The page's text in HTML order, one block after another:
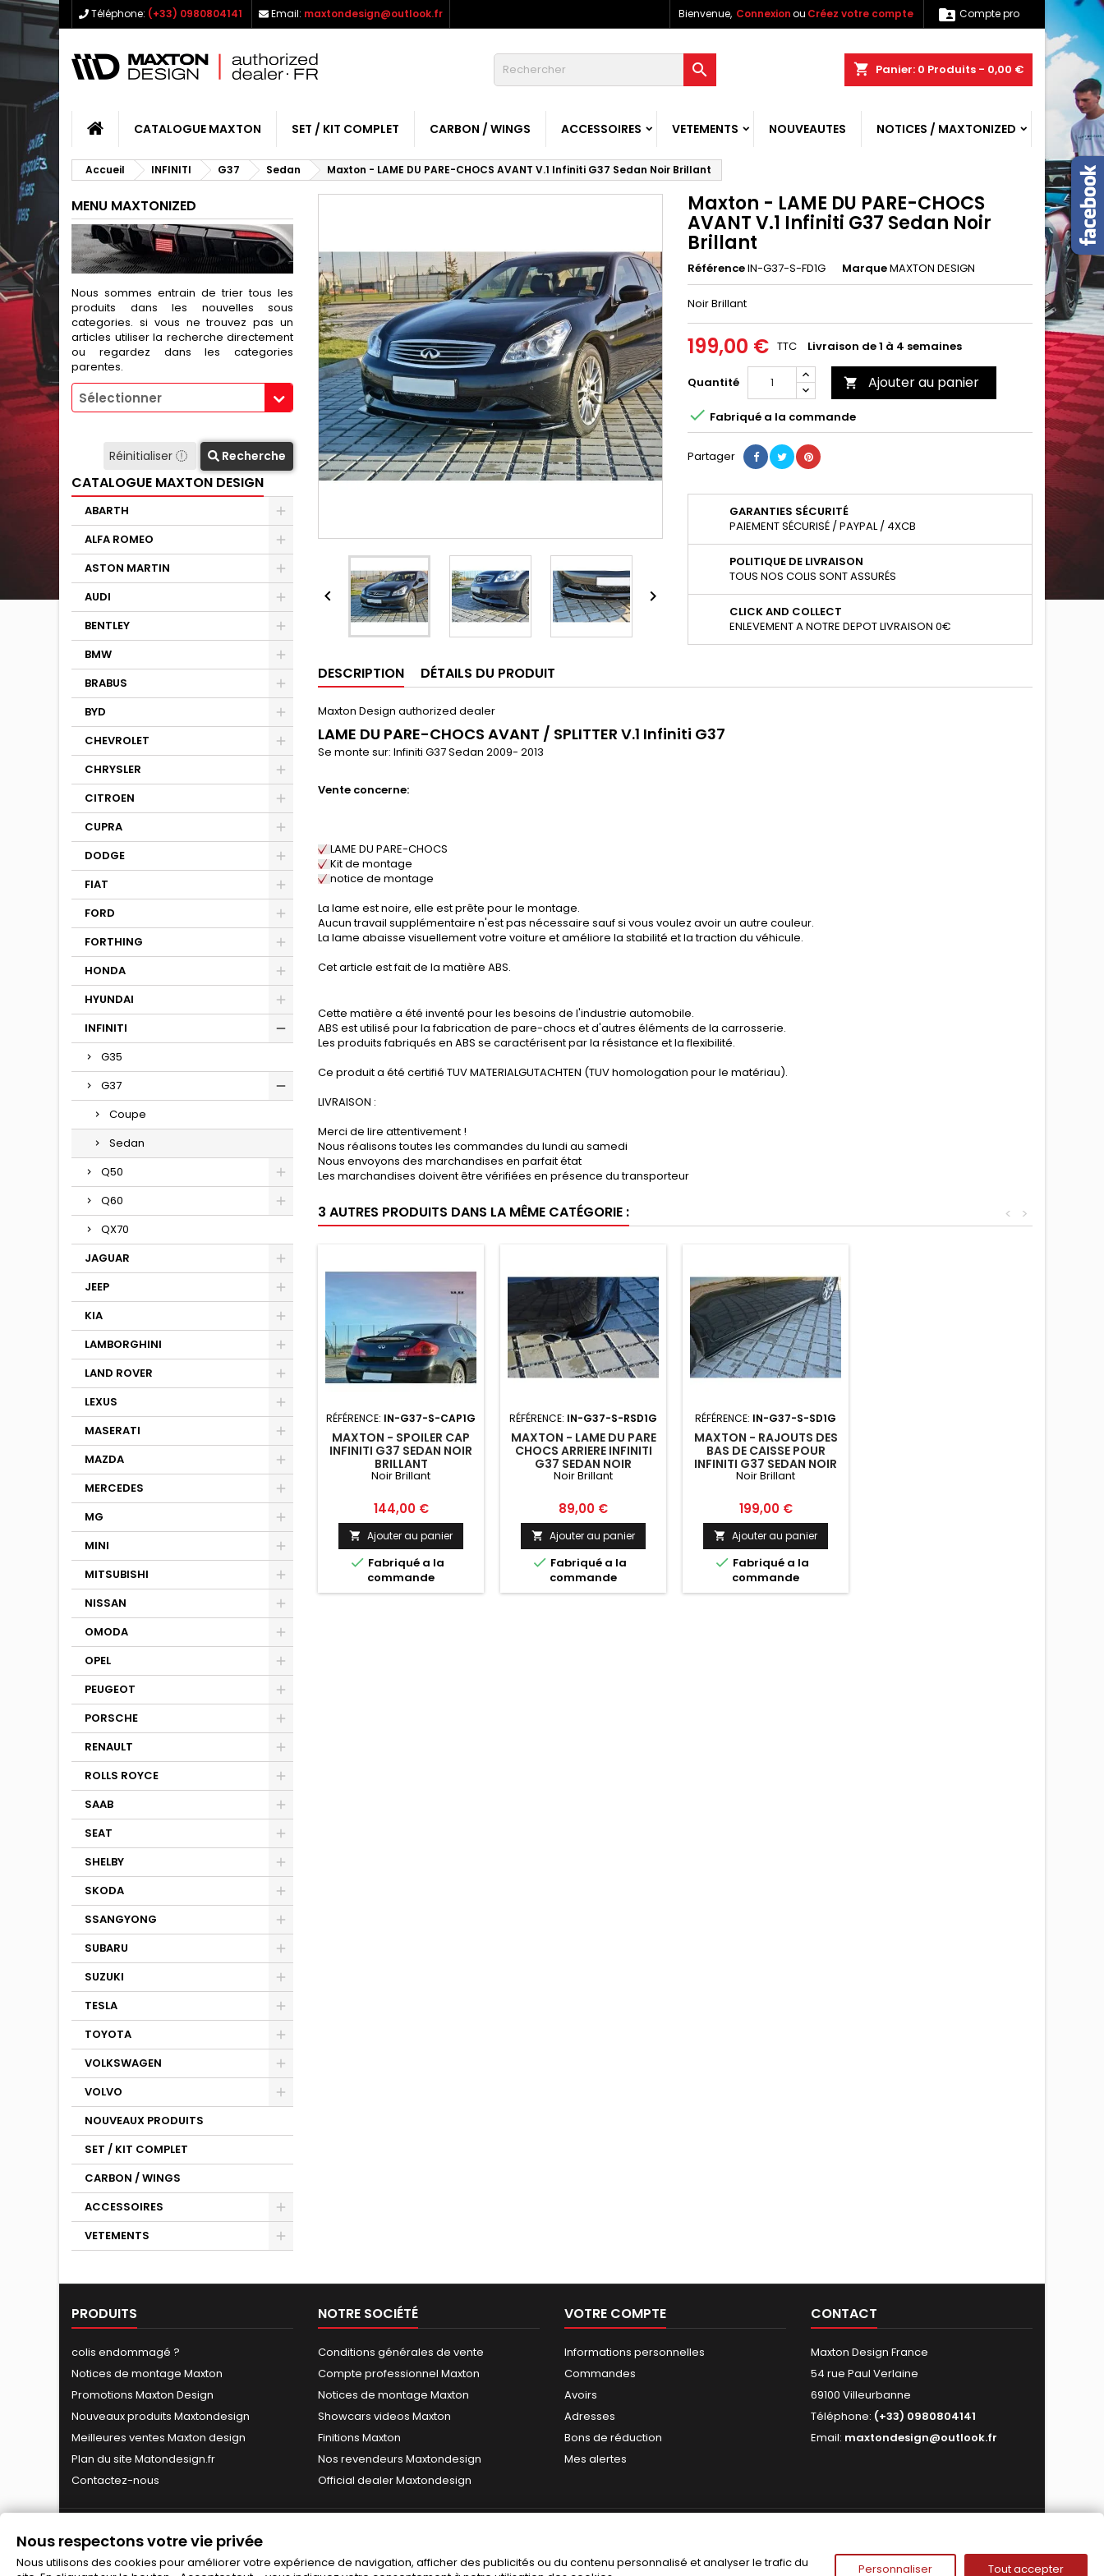
Téléphone: (+33) 0980804141 Email: maxtondesign@outlook.fr  Compte pro
Bienvenue, Connexionou Créez votre compte
shopping_cart Panier: 0 Produits - 0,00 €

CATALOGUE MAXTON SET / KIT COMPLET CARBON / WINGS ACCESSOIRES VETEMENTS NOUVEAUTES NOTICES / MAXTONIZED
Accueil INFINITI G37 Sedan Maxton - LAME DU PARE-CHOCS AVANT V.1 Infiniti G37 Sedan Noir Brillant
MENU MAXTONIZED
Nous sommes entrain de trier tous les
produits dans les nouvelles sous
categories. si vous ne trouvez pas un
articles utiliser la recherche directement
ou regardez dans les categories
parentes.
Sélectionner
Réinitialiser Recherche
CATALOGUE MAXTON DESIGN
ABARTH
ALFA ROMEO
ASTON MARTIN
AUDI
BENTLEY
BMW
BRABUS
BYD
CHEVROLET
CHRYSLER
CITROEN
CUPRA
DODGE
FIAT
FORD
FORTHING
HONDA
HYUNDAI
INFINITI
G35
G37
Coupe
Sedan
Q50
Q60
QX70
JAGUAR
JEEP
KIA
LAMBORGHINI
LAND ROVER
LEXUS
MASERATI
MAZDA
MERCEDES
MG
MINI
MITSUBISHI
NISSAN
OMODA
OPEL
PEUGEOT
PORSCHE
RENAULT
ROLLS ROYCE
SAAB
SEAT
SHELBY
SKODA
SSANGYONG
SUBARU
SUZUKI
TESLA
TOYOTA
VOLKSWAGEN
VOLVO
NOUVEAUX PRODUITS
SET / KIT COMPLET
CARBON / WINGS
ACCESSOIRES
VETEMENTS
 
Maxton - LAME DU PARE-CHOCS
AVANT V.1 Infiniti G37 Sedan Noir
Brillant
RéférenceIN-G37-S-FD1G MarqueMAXTON DESIGN
Noir Brillant
199,00 € TTC Livraison de 1 à 4 semaines
Quantité  Ajouter au panier
 Fabriqué a la commande
Partager
GARANTIES SÉCURITÉ
PAIEMENT SÉCURISÉ / PAYPAL / 4XCB
POLITIQUE DE LIVRAISON
TOUS NOS COLIS SONT ASSURÉS
CLICK AND COLLECT
ENLEVEMENT A NOTRE DEPOT LIVRAISON 0€
DESCRIPTION DÉTAILS DU PRODUIT
Maxton Design authorized dealer
LAME DU PARE-CHOCS AVANT / SPLITTER V.1 Infiniti G37
Se monte sur: Infiniti G37 Sedan 2009- 2013
Vente concerne:
LAME DU PARE-CHOCS
Kit de montage
notice de montage
La lame est noire, elle est prête pour le montage.
Aucun travail supplémentaire n'est pas nécessaire sauf si vous voulez avoir un autre couleur.
La lame abaisse visuellement votre voiture et améliore la stabilité et la traction du véhicule.
Cet article est fait de la matière ABS.
Cette matière a été inventé pour les besoins de l'industrie automobile.
ABS est utilisé pour la fabrication de pare-chocs et d'autres éléments de la carrosserie.
Les produits fabriqués en ABS se caractérisent par la résistance et la flexibilité.
Ce produit a été certifié TUV MATERIALGUTACHTEN (TUV homologation pour le matériau).
LIVRAISON :
Merci de lire attentivement !
Nous réalisons toutes les commandes du lundi au samedi
Nous envoyons des marchandises en parfait état
Les marchandises doivent être vérifiées en présence du transporteur
3 AUTRES PRODUITS DANS LA MÊME CATÉGORIE : >
<
RÉFÉRENCE: IN-G37-S-CAP1G
MAXTON - SPOILER CAP
INFINITI G37 SEDAN NOIR
BRILLANT
Noir Brillant
Prix
144,00 €
 Ajouter au panier
 Fabriqué a la
commande
RÉFÉRENCE: IN-G37-S-RSD1G
MAXTON - LAME DU PARE
CHOCS ARRIERE INFINITI
G37 SEDAN NOIR
BRILLANT
Noir Brillant
Prix
89,00 €
 Ajouter au panier
 Fabriqué a la
commande
RÉFÉRENCE: IN-G37-S-SD1G
MAXTON - RAJOUTS DES
BAS DE CAISSE POUR
INFINITI G37 SEDAN NOIR
BRILLANT
Noir Brillant
Prix
199,00 €
 Ajouter au panier
 Fabriqué a la
commande
PRODUITS
colis endommagé ?
Notices de montage Maxton
Promotions Maxton Design
Nouveaux produits Maxtondesign
Meilleures ventes Maxton design
Plan du site Matondesign.fr
Contactez-nous
NOTRE SOCIÉTÉ
Conditions générales de vente
Compte professionnel Maxton
Notices de montage Maxton
Showcars videos Maxton
Finitions Maxton
Nos revendeurs Maxtondesign
Official dealer Maxtondesign
VOTRE COMPTE
Informations personnelles
Commandes
Avoirs
Adresses
Bons de réduction
Mes alertes
CONTACT
Maxton Design France
54 rue Paul Verlaine
69100 Villeurbanne
Téléphone: (+33) 0980804141
Email: maxtondesign@outlook.fr
Nous respectons votre vie privée
Nous utilisons des cookies pour améliorer votre expérience de navigation, afficher des publicités ou du contenu personnalisé et analyser le trafic du
Personnaliser Tout accepter